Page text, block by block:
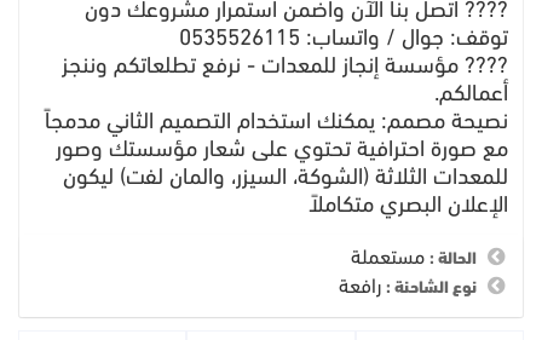
​???? اتصل بنا الآن واضمن استمرار مشروعك دون
توقف: جوال / واتساب: 0535526115
???? مؤسسة إنجاز للمعدات - نرفع تطلعاتكم وننجز
أعمالكم.
​نصيحة مصمم: يمكنك استخدام التصميم الثاني مدمجاً
مع صورة احترافية تحتوي على شعار مؤسستك وصور
للمعدات الثلاثة (الشوكة، السيزر، والمان لفت) ليكون
الإعلان البصري متكاملاً
الحالة : مستعملة
نوع الشاحنة : رافعة